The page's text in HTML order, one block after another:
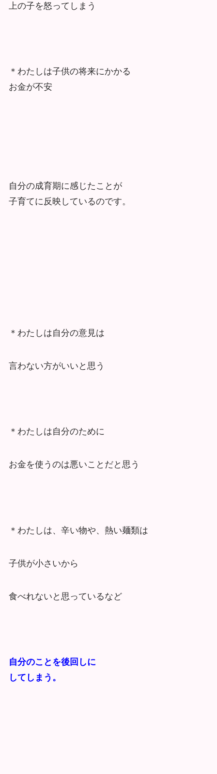
上の子を怒ってしまう
＊わたしは子供の将来にかかる
お金が不安
自分の成育期に感じたことが
子育てに反映しているのです。
＊わたしは自分の意見は
言わない方がいいと思う
＊わたしは自分のために
お金を使うのは悪いことだと思う
＊わたしは、辛い物や、熱い麺類は
子供が小さいから
食べれないと思っているなど
自分のことを後回しに
してしまう。